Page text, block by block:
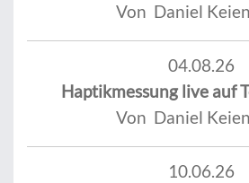
Von Daniel
04.08.26
Haptikmessung live auf
Von Daniel
10.06.26